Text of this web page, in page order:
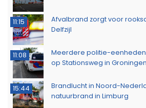
11:15
Afvalbrand zorgt voor
Delfzijl
11:08
Meerdere politie-
op Stationsweg in Groningen
15:44
Brandlucht in Noord-
natuurbrand in Limburg